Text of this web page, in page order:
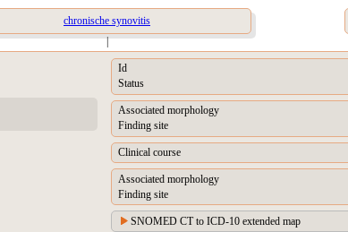
chronische synovitis
|
Id
Status
Associated morphology
Finding site
Clinical course
Associated morphology
Finding site
SNOMED CT to ICD-10 extended map